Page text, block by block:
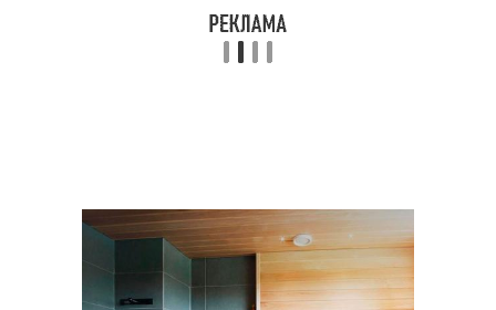
Печь с закрытой и Каменки в банной печи